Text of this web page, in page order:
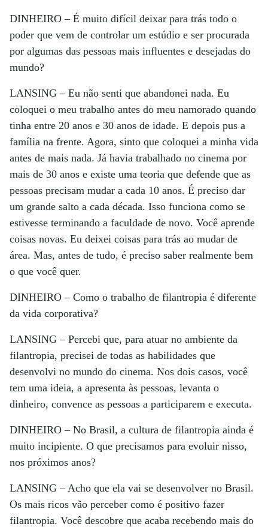
DINHEIRO –É muito difícil deixar para trás todo o
poder que vem de controlar um estúdio e ser procurada
por algumas das pessoas mais influentes e desejadas do
mundo?
LANSING –Eu não senti que abandonei nada. Eu
coloquei o meu trabalho antes do meu namorado quando
tinha entre 20 anos e 30 anos de idade. E depois pus a
família na frente. Agora, sinto que coloquei a minha vida
antes de mais nada. Já havia trabalhado no cinema por
mais de 30 anos e existe uma teoria que defende que as
pessoas precisam mudar a cada 10 anos. É preciso dar
um grande salto a cada década. Isso funciona como se
estivesse terminando a faculdade de novo. Você aprende
coisas novas. Eu deixei coisas para trás ao mudar de
área. Mas, antes de tudo, é preciso saber realmente bem
o que você quer.
DINHEIRO –Como o trabalho de filantropia é diferente
da vida corporativa?
LANSING –Percebi que, para atuar no ambiente da
filantropia, precisei de todas as habilidades que
desenvolvi no mundo do cinema. Nos dois casos, você
tem uma ideia, a apresenta às pessoas, levanta o
dinheiro, convence as pessoas a participarem e executa.
DINHEIRO –No Brasil, a cultura de filantropia ainda é
muito incipiente. O que precisamos para evoluir nisso,
nos próximos anos?
LANSING –Acho que ela vai se desenvolver no Brasil.
Os mais ricos vão perceber como é positivo fazer
filantropia. Você descobre que acaba recebendo mais do